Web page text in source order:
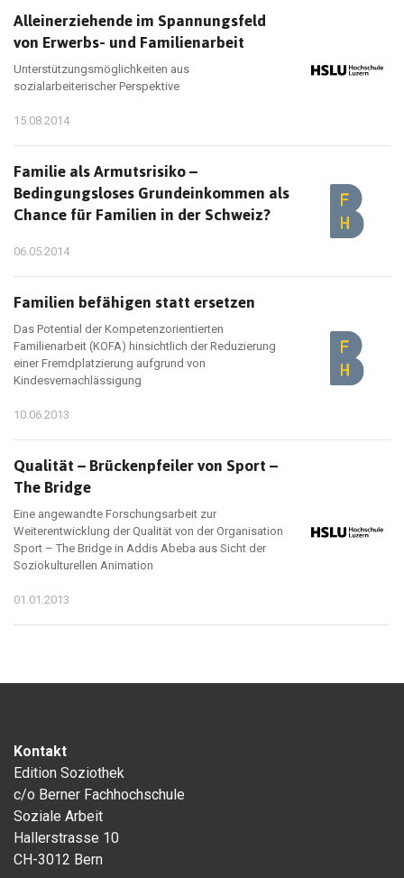
Alleinerziehende im Spannungsfeld
von Erwerbs- und Familienarbeit
Unterstützungsmöglichkeiten aus
sozialarbeiterischer Perspektive
15.08.2014
Familie als Armutsrisiko –
Bedingungsloses Grundeinkommen als
Chance für Familien in der Schweiz?
06.05.2014
Familien befähigen statt ersetzen
Das Potential der Kompetenzorientierten
Familienarbeit (KOFA) hinsichtlich der Reduzierung
einer Fremdplatzierung aufgrund von
Kindesvernachlässigung
10.06.2013
Qualität – Brückenpfeiler von Sport –
The Bridge
Eine angewandte Forschungsarbeit zur
Weiterentwicklung der Qualität von der Organisation
Sport – The Bridge in Addis Abeba aus Sicht der
Soziokulturellen Animation
01.01.2013
Kontakt
Edition Soziothek
c/o Berner Fachhochschule
Soziale Arbeit
Hallerstrasse 10
CH-3012 Bern